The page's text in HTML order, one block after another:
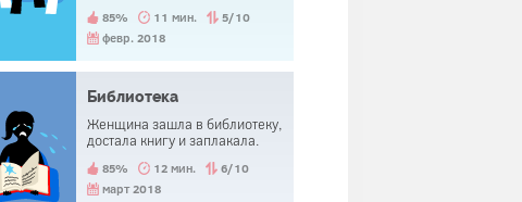
хотя учитель каждый раз
выбирал другого ученика,
правильным. Как это
получалось?
85% 11 мин.
5/10
февр. 2018
Библиотека
Женщина зашла в библиотеку,
достала книгу и заплакала.
85% 12 мин.
6/10
март 2018